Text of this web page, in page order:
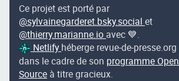
Ce projet est porté par
@sylvainegarderet.bsky.social et
@thierry.marianne.io avec 💙.
Netlify héberge revue-de-presse.org
dans le cadre de son programme Open
Source à titre gracieux.